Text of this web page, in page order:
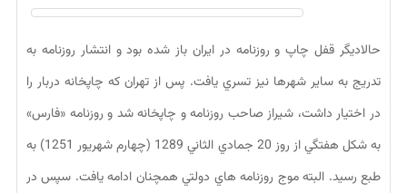
حالاديگر قفل چاپ و روزنامه در ايران باز شده بود و انتشار روزنامه به
تدريج به ساير شهرها نيز تسري يافت. پس از تهران كه چاپخانه دربار را
در اختيار داشت، شيراز صاحب روزنامه و چاپخانه شد و روزنامه «فارس»
به شكل هفتگي از روز 20 جمادي الثاني 1289 (چهارم شهريور 1251) به
طبع رسيد. البته موج روزنامه هاي دولتي همچنان ادامه يافت. سپس در